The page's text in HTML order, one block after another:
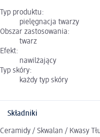
Typ produktu:
pielęgnacja twarzy
Obszar zastosowania:
twarz
Efekt:
nawilżający
Typ skóry:
każdy typ skóry
Składniki
Ceramidy / Skwalan / Kwasy